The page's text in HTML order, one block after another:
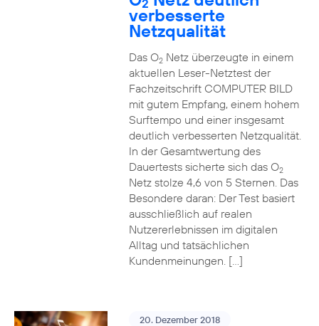
2
verbesserte
Netzqualität
Das O2Netz überzeugte in einem
aktuellen Leser-Netztest der
Fachzeitschrift COMPUTER BILD
mit gutem Empfang, einem hohem
Surftempo und einer insgesamt
deutlich verbesserten Netzqualität.
In der Gesamtwertung des
Dauertests sicherte sich das O2
Netz stolze 4,6 von 5 Sternen. Das
Besondere daran: Der Test basiert
ausschließlich auf realen
Nutzererlebnissen im digitalen
Alltag und tatsächlichen
Kundenmeinungen. […]
20. Dezember 2018